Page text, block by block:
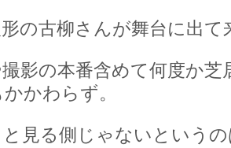
の古柳さんが舞台に出て
影の本番含めて何度か
かわらず。
見る側じゃないという